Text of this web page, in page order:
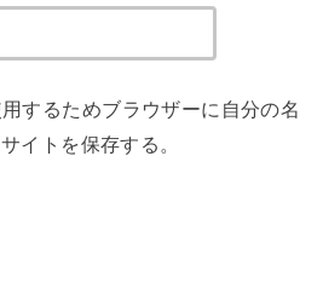
するためブラウザーに自分の名
イトを保存する。